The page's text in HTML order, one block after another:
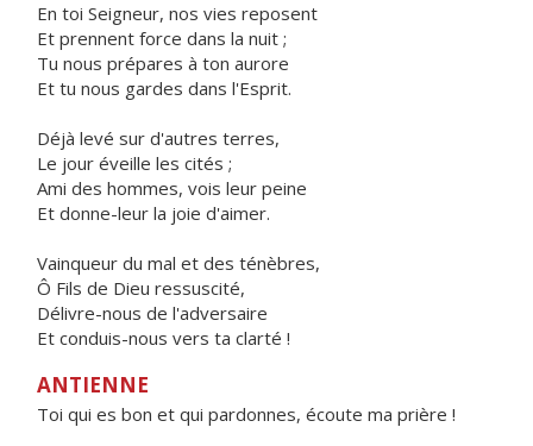
En toi Seigneur, nos vies reposent
Et prennent force dans la nuit ;
Tu nous prépares à ton aurore
Et tu nous gardes dans l'Esprit.
Déjà levé sur d'autres terres,
Le jour éveille les cités ;
Ami des hommes, vois leur peine
Et donne-leur la joie d'aimer.
Vainqueur du mal et des ténèbres,
Ô Fils de Dieu ressuscité,
Délivre-nous de l'adversaire
Et conduis-nous vers ta clarté !
ANTIENNE
Toi qui es bon et qui pardonnes, écoute ma prière !